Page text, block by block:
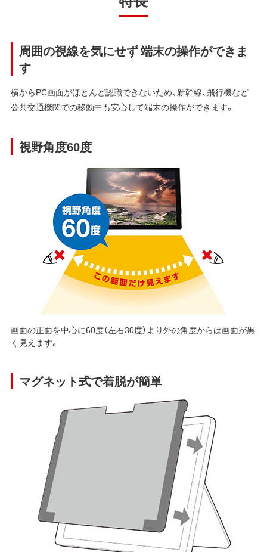
周囲の視線を気にせず 端末の操作ができま
す
横からPC画面がほとんど認識できないため、新幹線、飛行機など
公共交通機関での移動中も安心して端末の操作ができます。
視野角度60度
画面の正面を中心に60度（左右30度）より外の角度からは画面が黒
く見えます。
マグネット式で着脱が簡単